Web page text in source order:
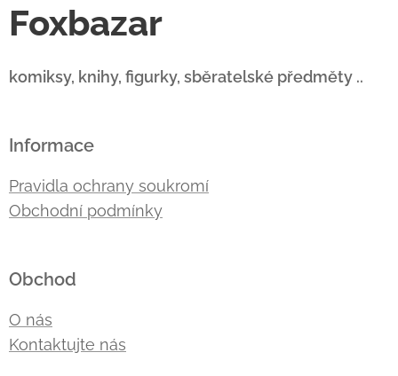
Foxbazar
komiksy, knihy, figurky, sběratelské předměty ..
Informace
Pravidla ochrany soukromí
Obchodní podmínky
Obchod
O nás
Kontaktujte nás